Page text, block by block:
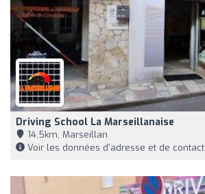
Driving School La Marseillanaise
14,5km, Marseillan
Voir les données d'adresse et de contact